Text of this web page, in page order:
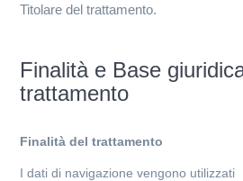
Titolare del trattamento.
Finalità e Base
trattamento
Finalità del trattamento
I dati di navigazione vengono utilizzati